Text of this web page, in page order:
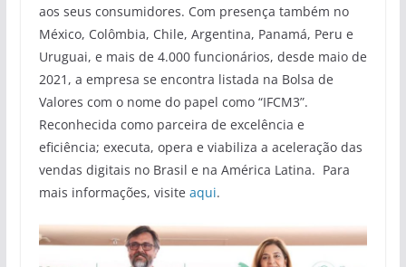
aos seus consumidores. Com presença também no
México, Colômbia, Chile, Argentina, Panamá, Peru e
Uruguai, e mais de 4.000 funcionários, desde maio de
2021, a empresa se encontra listada na Bolsa de
Valores com o nome do papel como “IFCM3”.
Reconhecida como parceira de excelência e
eficiência; executa, opera e viabiliza a aceleração das
vendas digitais no Brasil e na América Latina. Para
mais informações, visite aqui.